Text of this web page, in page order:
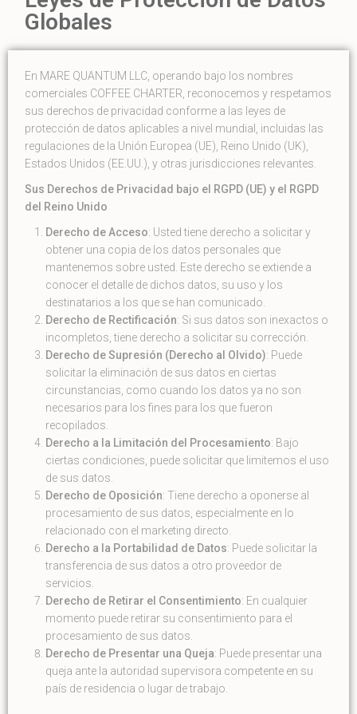
Globales
En MARE QUANTUM LLC, operando bajo los nombres
comerciales COFFEE CHARTER, reconocemos y respetamos
sus derechos de privacidad conforme a las leyes de
protección de datos aplicables a nivel mundial, incluidas las
regulaciones de la Unión Europea (UE), Reino Unido (UK),
Estados Unidos (EE.UU.), y otras jurisdicciones relevantes.
Sus Derechos de Privacidad bajo el RGPD (UE) y el RGPD
del Reino Unido
Derecho de Acceso: Usted tiene derecho a solicitar y
obtener una copia de los datos personales que
mantenemos sobre usted. Este derecho se extiende a
conocer el detalle de dichos datos, su uso y los
destinatarios a los que se han comunicado.
Derecho de Rectificación: Si sus datos son inexactos o
incompletos, tiene derecho a solicitar su corrección.
Derecho de Supresión (Derecho al Olvido): Puede
solicitar la eliminación de sus datos en ciertas
circunstancias, como cuando los datos ya no son
necesarios para los fines para los que fueron
recopilados.
Derecho a la Limitación del Procesamiento: Bajo
ciertas condiciones, puede solicitar que limitemos el uso
de sus datos.
Derecho de Oposición: Tiene derecho a oponerse al
procesamiento de sus datos, especialmente en lo
relacionado con el marketing directo.
Derecho a la Portabilidad de Datos: Puede solicitar la
transferencia de sus datos a otro proveedor de
servicios.
Derecho de Retirar el Consentimiento: En cualquier
momento puede retirar su consentimiento para el
procesamiento de sus datos.
Derecho de Presentar una Queja: Puede presentar una
queja ante la autoridad supervisora competente en su
país de residencia o lugar de trabajo.